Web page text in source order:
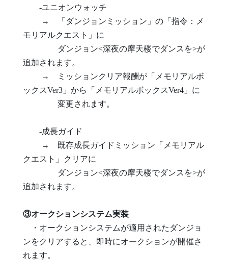
-ユニオンウォッチ
→ 「ダンジョンミッション」の「指令：メ
モリアルクエスト」に
ダンジョン<深夜の摩天楼でダンスを>が
追加されます。
→ ミッションクリア報酬が「メモリアルボ
ックスVer3」から「メモリアルボックスVer4」に
変更されます。
-成長ガイド
→ 既存成長ガイドミッション「メモリアル
クエスト」クリアに
ダンジョン<深夜の摩天楼でダンスを>が
追加されます。
③オークションシステム実装
・オークションシステムが適用されたダンジョ
ンをクリアすると、即時にオークションが開催さ
れます。